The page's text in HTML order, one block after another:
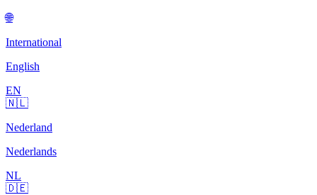
🌐
International
English
EN
🇳🇱
Nederland
Nederlands
NL
🇩🇪